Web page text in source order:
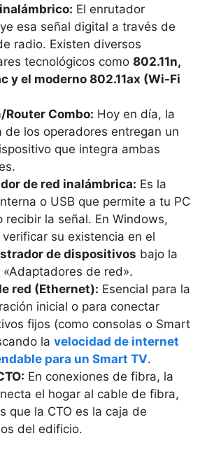
El enrutador
esa señal digital a través de
radio. Existen diversos
tecnológicos como 802.11n,
y el moderno 802.11ax (Wi-Fi
Router Combo: Hoy en día, la
de los operadores entregan un
que integra ambas
de red inalámbrica: Es la
o USB que permite a tu PC
recibir la señal. En Windows,
su existencia en el
de dispositivos bajo la
«Adaptadores de red».
red (Ethernet): Esencial para la
inicial o para conectar
fijos (como consolas o Smart
la velocidad de internet
para un Smart TV.
En conexiones de fibra, la
el hogar al cable de fibra,
que la CTO es la caja de
del edificio.